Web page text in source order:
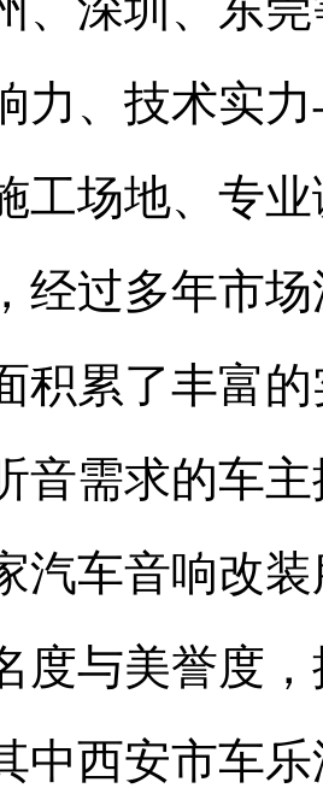
力、技术实
工场地、专
经过多年市
积累了丰富
音需求的车
汽车音响改
度与美誉度
中西安市车